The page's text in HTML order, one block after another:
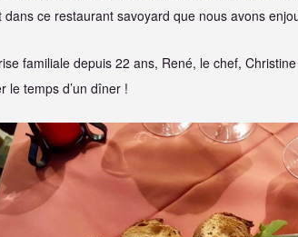
dans ce restaurant savoyard que nous avons
familiale depuis 22 ans, René, le chef,
le temps d’un dîner !